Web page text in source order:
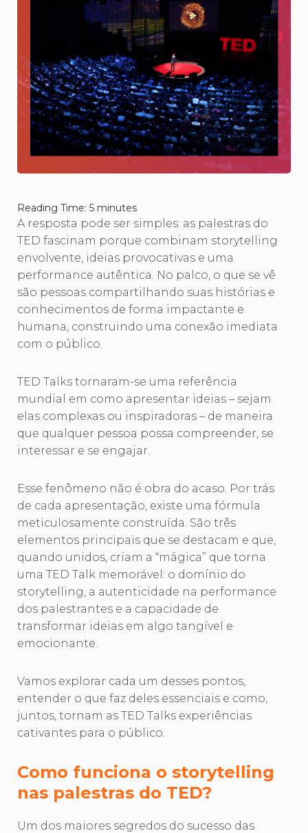
Reading Time: 5 minutes
A resposta pode ser simples: as palestras do
TED fascinam porque combinam storytelling
envolvente, ideias provocativas e uma
performance autêntica. No palco, o que se vê
são pessoas compartilhando suas histórias e
conhecimentos de forma impactante e
humana, construindo uma conexão imediata
com o público.
TED Talks tornaram-se uma referência
mundial em como apresentar ideias – sejam
elas complexas ou inspiradoras – de maneira
que qualquer pessoa possa compreender, se
interessar e se engajar.
Esse fenômeno não é obra do acaso. Por trás
de cada apresentação, existe uma fórmula
meticulosamente construída. São três
elementos principais que se destacam e que,
quando unidos, criam a “mágica” que torna
uma TED Talk memorável: o domínio do
storytelling, a autenticidade na performance
dos palestrantes e a capacidade de
transformar ideias em algo tangível e
emocionante.
Vamos explorar cada um desses pontos,
entender o que faz deles essenciais e como,
juntos, tornam as TED Talks experiências
cativantes para o público.
Como funciona o storytelling
nas palestras do TED?
Um dos maiores segredos do sucesso das